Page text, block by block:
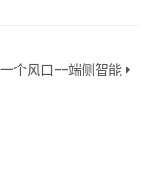
个风口——端侧智能